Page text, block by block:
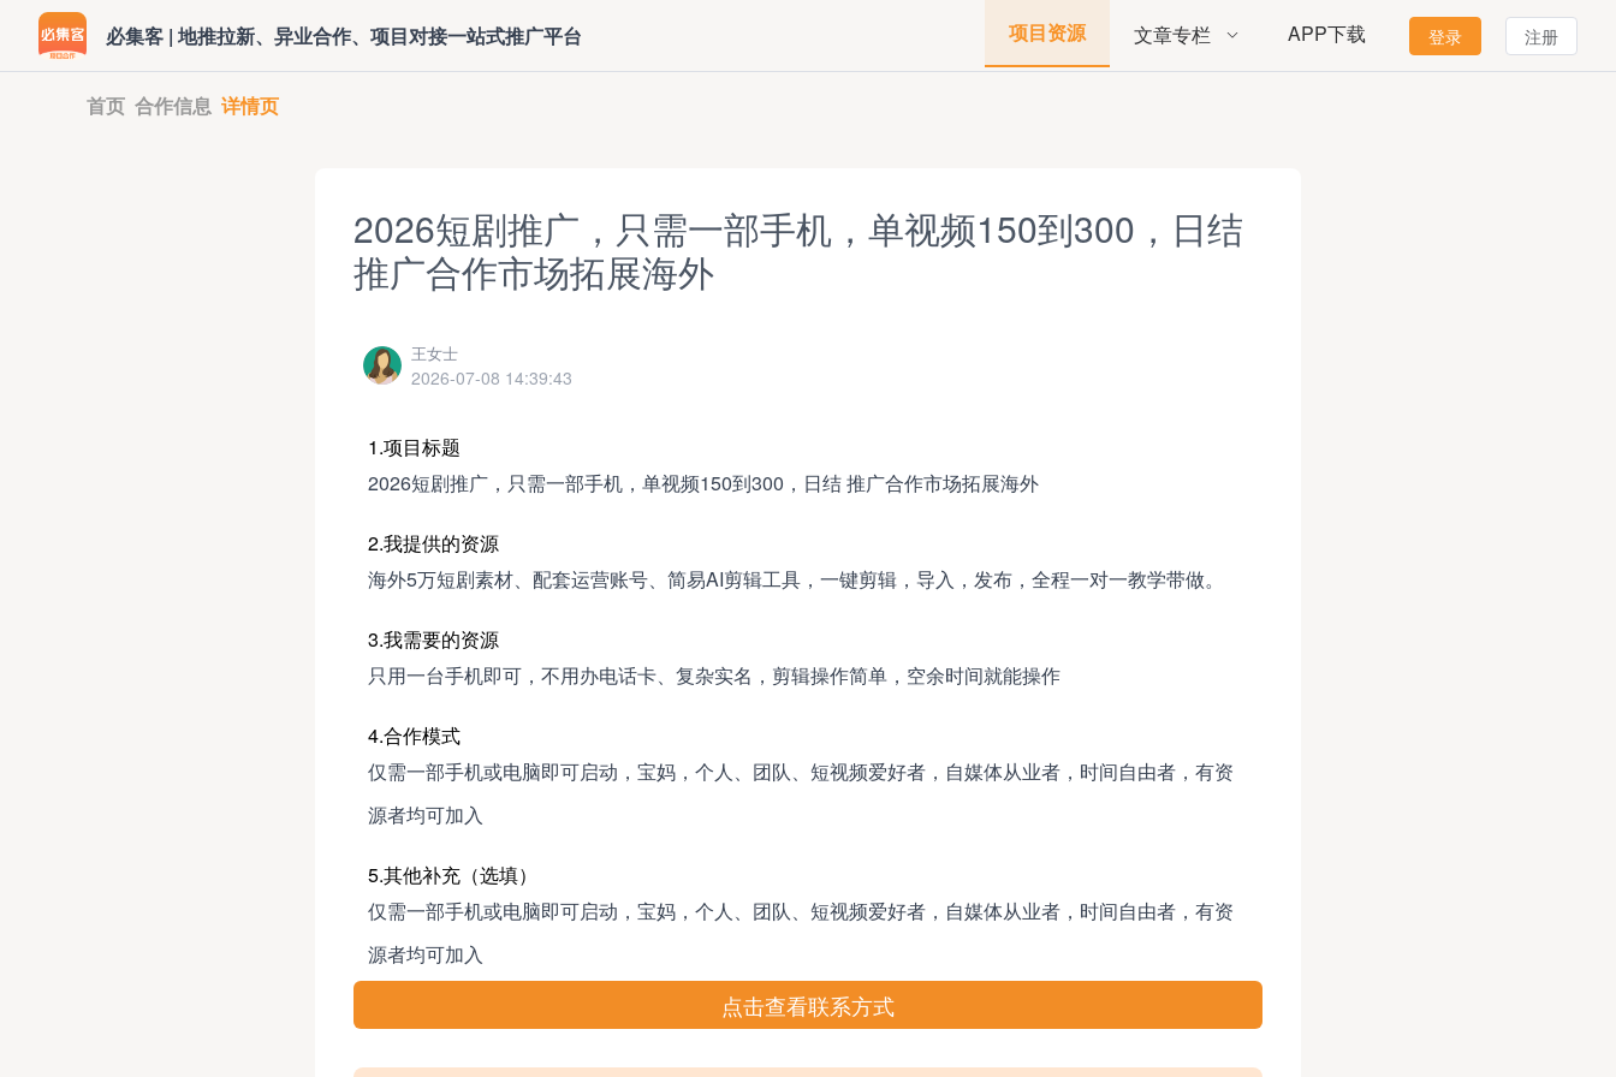
必集客 | 地推拉新、异业合作、项目对接一站式推广平台 项目资源 文章专栏 APP下载 登录 注册
首页 合作信息 详情页
2026短剧推广，只需一部手机，单视频150到300，日结
推广合作市场拓展海外
王女士
2026-07-08 14:39:43
1.项目标题
2026短剧推广，只需一部手机，单视频150到300，日结 推广合作市场拓展海外
2.我提供的资源
海外5万短剧素材、配套运营账号、简易AI剪辑工具，一键剪辑，导入，发布，全程一对一教学带做。
3.我需要的资源
只用一台手机即可，不用办电话卡、复杂实名，剪辑操作简单，空余时间就能操作
4.合作模式
仅需一部手机或电脑即可启动，宝妈，个人、团队、短视频爱好者，自媒体从业者，时间自由者，有资
源者均可加入
5.其他补充（选填）
仅需一部手机或电脑即可启动，宝妈，个人、团队、短视频爱好者，自媒体从业者，时间自由者，有资
源者均可加入
点击查看联系方式